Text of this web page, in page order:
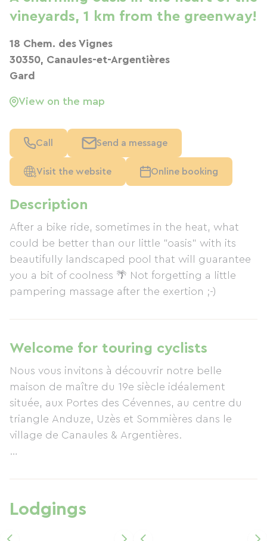
Description
After a bike ride, sometimes in the heat, what
could be better than our little "oasis" with its
beautifully landscaped pool that will guarantee
you a bit of coolness 🌴 Not forgetting a little
pampering massage after the exertion ;-)
Welcome for touring cyclists
Nous vous invitons à découvrir notre belle
maison de maître du 19e siècle idéalement
située, aux Portes des Cévennes, au centre du
triangle Anduze, Uzès et Sommières dans le
village de Canaules & Argentières.
environ 1km via une départementale.
Lodgings
vineyards, 1 km from the greenway!
18 Chem. des Vignes
30350, Canaules-et-Argentières
Gard
View on the map
Call Send a message
Visit the website Online booking